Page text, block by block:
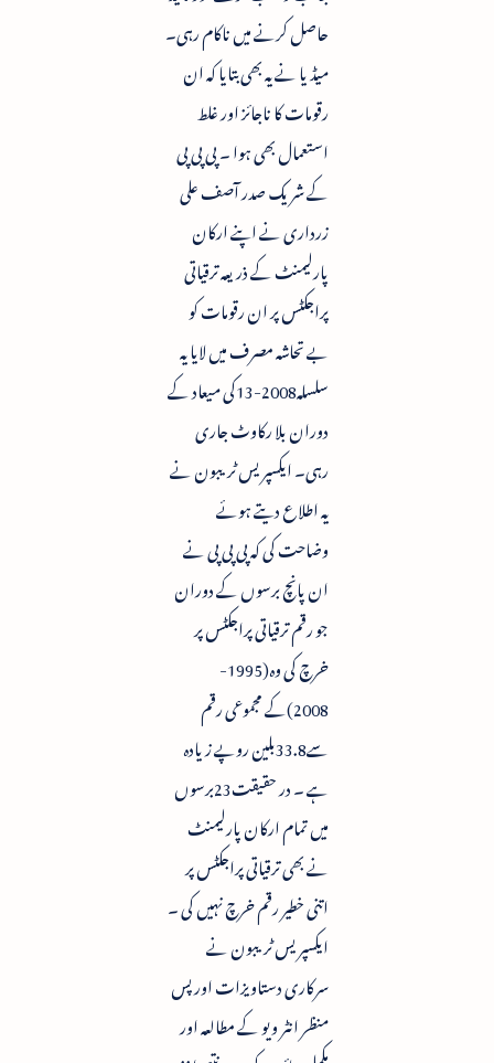
حاصل کرنے میں ناکام رہی۔
میڈیا نے یہ بھی بتایا کہ ان
رقومات کا ناجائز اور غلط
استعمال بھی ہوا ۔ پی پی پی
کے شریک صدر آصف علی
زرداری نے اپنے ارکان
پارلیمنٹ کے ذریعہ ترقیاتی
پراجکٹس پر ان رقومات کو
بے تحاشہ مصرف میں لایا یہ
سلسلہ2008-13کی میعاد کے
دوران بلا رکاوٹ جاری
رہی۔ ایکسپریس ٹریبون نے
یہ اطلاع دیتے ہوئے
وضاحت کی کہ پی پی پی نے
ان پانچ برسوں کے دوران
جو رقم ترقیاتی پراجکٹس پر
خرچ کی وہ(1995-
2008)کے مجموعی رقم
سے33.8بلین روپے زیادہ
ہے ۔ در حقیقت23برسوں
میں تمام ارکان پارلیمنٹ
نے بھی ترقیاتی پراجکٹس پر
اتنی خطیر رقم خرچ نہیں کی ۔
ایکسپریس ٹریبون نے
سرکاری دستاویزات اور پس
منظر انٹر ویو کے مطالعہ اور